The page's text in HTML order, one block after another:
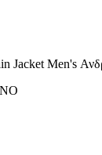
Jacket Men's